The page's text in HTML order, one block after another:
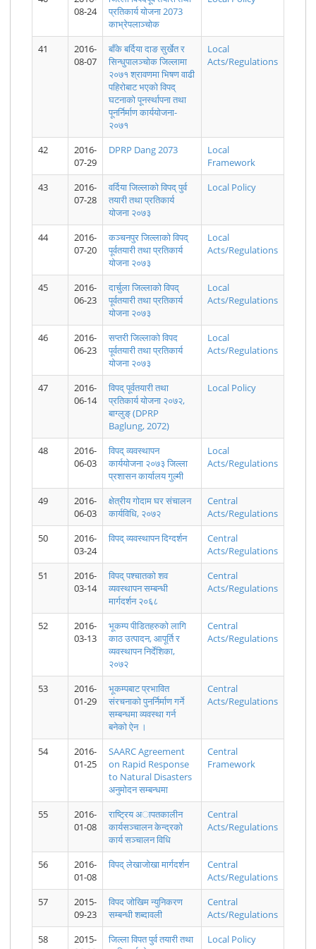
2078.06.22
COVID19
Report
मिति २०७८।
०६। २१ गते
१६:३० बजे
सम्म प्राप्त
मनसुनजन्य
घटनाको
2078.06.21
District
Level
COVID19
Report
विवरण।
2078.06.20
०६। १९ गते
१६:३० बजे
घटनाको
अध्यावधिक
District
Level
COVID19
Report
०६। १८ गते
१७:०० बजे
सम्म प्राप्त
मनसुनजन्य
घटनाको
अध्यावधिक
विवरण।
District
Level
COVID19
०६। १७ गते
१७:०० बजे
सम्म प्राप्त
घटनाको
अध्यावधिक
विवरण।
COVID19
मिति २०७८।
०६। १६ गते
१७:०० बजे
अध्यावधिक
विवरण।
2078.06.16
District
Level
COVID19
Report
मिति २०७८।
०६। १५ गते
१७:०० बजे
सम्म प्राप्त
मनसुनजन्य
घटनाको
अध्यावधिक
विवरण।
2078.06.15
District
COVID19
मिति २०७८।
०६। १४ गते
१७:०० बजे
अध्यावधिक
विवरण।
2078.06.14
District
Level
2078.06.13
District
मिति २०७८।
०६। १३ गते
१६:३० बजे
सम्म प्राप्त
घटनाको
अध्यावधिक
2078.06.12
District
मिति २०७८।
०६। १२ गते
अध्यावधिक
मिति २०७८।
०६। ११ गते
१७:०० बजे
सम्म प्राप्त
घटनाको
अध्यावधिक
2078.06.11
Level
COVID19
2078.06.10
District
मिति २०७८।
०६। १० गते
१७:०० बजे
मनसुनजन्य
अध्यावधिक
विवरण।
मिति २०७८।
०६। ०९ गते
१७:०० बजे
सम्म प्राप्त
मनसुनजन्य
घटनाको
अध्यावधिक
विवरण।
2078.06.09
District
Level
COVID19
Report
2078.06.08
District
Level
मिति २०७८।
१६:३० बजे
अध्यावधिक
१६:१५ बजे
सम्म प्राप्त
मनसुनजन्य
अध्यावधिक
विवरण।
2078.06.07
District
Level
COVID19
Report
2078.06.06
District
Level
COVID19
Report
मिति २०७८।
०६। ०६ गते
१७:०० बजे
सम्म प्राप्त
मनसुनजन्य
अध्यावधिक
विवरण।
2078.06.05
Level
COVID19
Report
मिति २०७८।
१७:०० बजे
मनसुनजन्य
घटनाको
अध्यावधिक
08-24
प्रतिकार्य याेजना 2073
काभ्रेपलाञ्चाेक
41
2016-
08-07
बाँके बर्दिया दाङ सुर्खेत र
सिन्धुपालञ्चोक जिल्लामा
२०७१ श्रावणमा भिषण वाढी
पहिरोबाट भएको विपद्
घटनाको पूनर्स्थापना तथा
पूनर्निर्माण कार्ययोजना-
२०७१
Local
Acts/Regulations
42
2016-
07-29
DPRP Dang 2073
Local
Framework
43
2016-
07-28
वर्दिया जिल्लाको विपद् पुर्व
तयारी तथा प्रतिकार्य
योजना २०७३
Local Policy
44
2016-
07-20
कञ्चनपुर जिल्लाको विपद्
पूर्वतयारी तथा प्रतिकार्य
योजना २०७३
Local
Acts/Regulations
45
2016-
06-23
दार्चुला जिल्लाको विपद्
पूर्वतयारी तथा प्रतिकार्य
योजना २०७३
Local
Acts/Regulations
46
2016-
06-23
सप्तरी जिल्लाको विपद
पूर्वतयारी तथा प्रतिकार्य
योजना २०७३
Local
Acts/Regulations
47
2016-
06-14
विपद् पूर्वतयारी तथा
प्रतिकार्य योजना २०७२,
बाग्लुङ् (DPRP
Baglung, 2072)
Local Policy
48
2016-
06-03
विपद् व्यवस्थापन
कार्ययोजना २०७३ जिल्ला
प्रशासन कार्यालय गुल्मी
Local
Acts/Regulations
49
2016-
06-03
क्षेत्रीय गोदाम घर संचालन
कार्यविधि, २०७२
Central
Acts/Regulations
50
2016-
03-24
विपद् व्यवस्थापन दिग्दर्शन
Central
Acts/Regulations
51
2016-
03-14
विपद् पश्चातको शव
व्यवस्थापन सम्बन्धी
मार्गदर्शन २०६८
Central
Acts/Regulations
52
2016-
03-13
भूकम्प पीडितहरुकाे लागि
काठ उत्पादन, आपूर्ति र
व्यवस्थापन निर्देशिका,
२०७२
Central
Acts/Regulations
53
2016-
01-29
भूकम्पबाट प्रभावित
संरचनाको पुनर्निर्माण गर्ने
सम्बन्धमा व्यवस्था गर्न
बनेको ऐन ।
Central
Acts/Regulations
54
2016-
01-25
SAARC Agreement
on Rapid Response
to Natural Disasters
अनुमाेदन सम्बन्धमा
Central
Framework
55
2016-
01-08
राष्ट्रिय अापतकालीन
कार्यसञ्चालन केन्द्रकाे
कार्य सञ्चालन विधि
Central
Acts/Regulations
56
2016-
01-08
विपद् लेखाजाेखा मार्गदर्शन
Central
Acts/Regulations
57
2015-
09-23
विपद जोखिम न्युनिकरण
सम्बन्धी शब्दावली
Central
Acts/Regulations
58
2015-
जिल्ला विपत पुर्व तयारी तथा
Local Policy